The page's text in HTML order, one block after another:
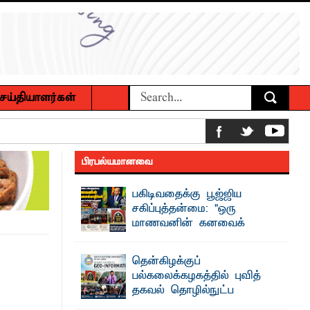
உணவுகள் கைப்பற்றப்பட்டுக் அழிப்பு
நீண்டகால தேவைக்கு தீர்வு காண
உபவேந்தர் வலியுறுத்தல்
அருட்பணி லூக்ஜோன்
பிரபல்யமானவை
பகிடிவதைக்கு பூஜ்ஜிய
சகிப்புத்தன்மை: "ஒரு
மாணவனின் கனவைக்
கலைக்காதீர்கள்" –
தென்கிழக்குப் பல்கலைக்கழக உபவேந்தர்
வலியுறுத்தல்
"ஒ ரு மாணவனின் அல்லது மாணவியின்
கனவு என்னால் கலைக்கப்படாது" என்ற
தென்கிழக்குப்
பல்கலைக்கழகத்தில் புவித்
தகவல் தொழில்நுட்ப